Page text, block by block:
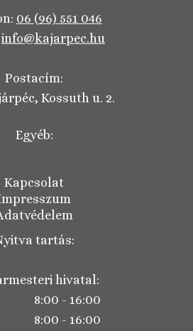
06 (96) 551 046
info@kajarpec.hu
Postacím:
Kossuth u. 2.
Egyéb:
Kapcsolat
tartás:
hivatal:
8:00 - 16:00
8:00 - 16:00